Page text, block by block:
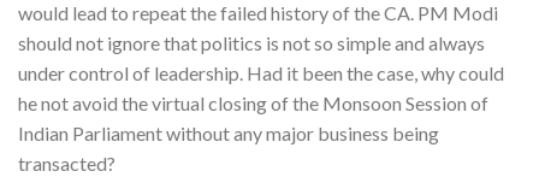
would lead to repeat the failed history of the CA. PM Modi
should not ignore that politics is not so simple and always
under control of leadership. Had it been the case, why could
he not avoid the virtual closing of the Monsoon Session of
Indian Parliament without any major business being
transacted?